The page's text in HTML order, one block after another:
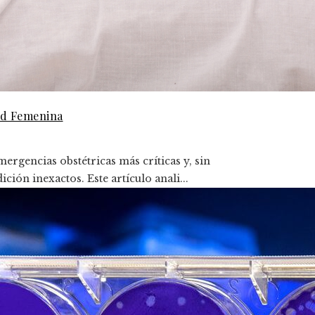
Femenina
obstétricas más críticas y, sin
inexactos. Este artículo anali...